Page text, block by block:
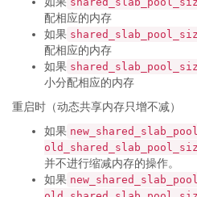
配相应的内存
如果
配相应的内存
如果
小分配相应的内存
重启时（动态共享内存只增不减）
如果
并不进行缩减内存的操作。
如果